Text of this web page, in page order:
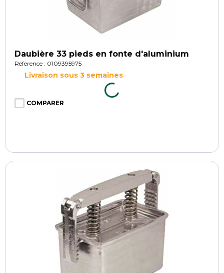
Daubière 33 pieds en fonte d'aluminium
Référence : 0109395975
Livraison sous 3 semaines
COMPARER